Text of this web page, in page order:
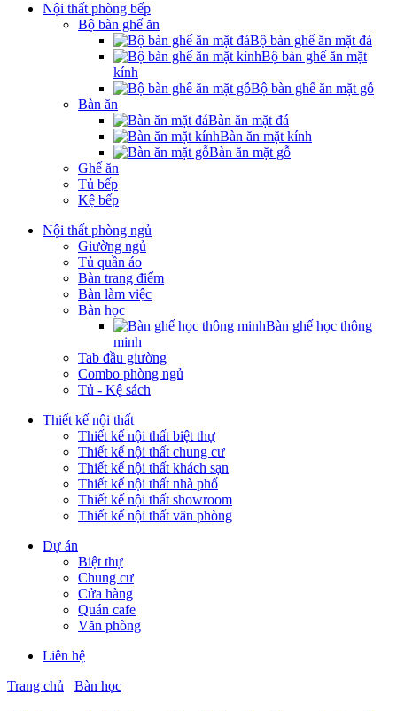
Nội thất phòng bếp
Bộ bàn ghế ăn
Bộ bàn ghế ăn mặt đá
Bộ bàn ghế ăn mặt
kính
Bộ bàn ghế ăn mặt gỗ
Bàn ăn
Bàn ăn mặt đá
Bàn ăn mặt kính
Bàn ăn mặt gỗ
Ghế ăn
Tủ bếp
Kệ bếp
Nội thất phòng ngủ
Giường ngủ
Tủ quần áo
Bàn trang điểm
Bàn làm việc
Bàn học
Bàn ghế học thông
minh
Tab đầu giường
Combo phòng ngủ
Tủ - Kệ sách
Thiết kế nội thất
Thiết kế nội thất biệt thự
Thiết kế nội thất chung cư
Thiết kế nội thất khách sạn
Thiết kế nội thất nhà phố
Thiết kế nội thất showroom
Thiết kế nội thất văn phòng
Dự án
Biệt thự
Chung cư
Cửa hàng
Quán cafe
Văn phòng
Liên hệ
Trang chủ
Bàn học